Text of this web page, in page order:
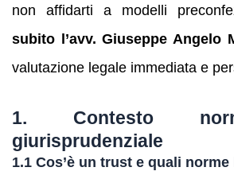
non affidarti a modelli
subito l’avv. Giuseppe Angelo
valutazione legale immediata e
1. Contesto
giurisprudenziale
1.1 Cos’è un trust e quali